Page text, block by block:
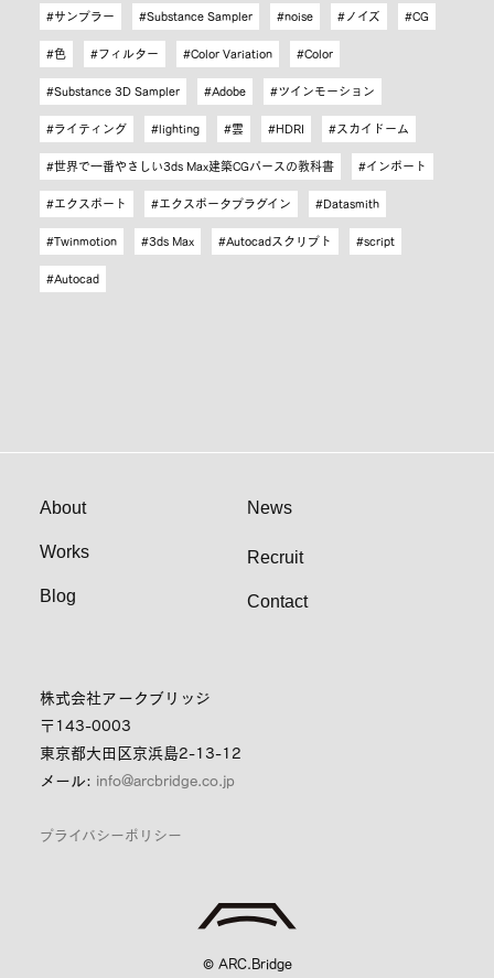
サンプラー Substance Sampler noise ノイズ CG
色 フィルター Color Variation Color
Substance 3D Sampler Adobe ツインモーション
ライティング lighting 雲 HDRI スカイドーム
世界で一番やさしい3ds Max建築CGパースの教科書 インポート
エクスポート エクスポータプラグイン Datasmith
Twinmotion 3ds Max Autocadスクリプト script
Autocad
株式会社アークブリッジ
〒143-0003
東京都大田区京浜島2-13-12
メール: info@arcbridge.co.jp
About
Works
Blog
News
Recruit
Contact
プライバシーポリシー
© ARC.Bridge